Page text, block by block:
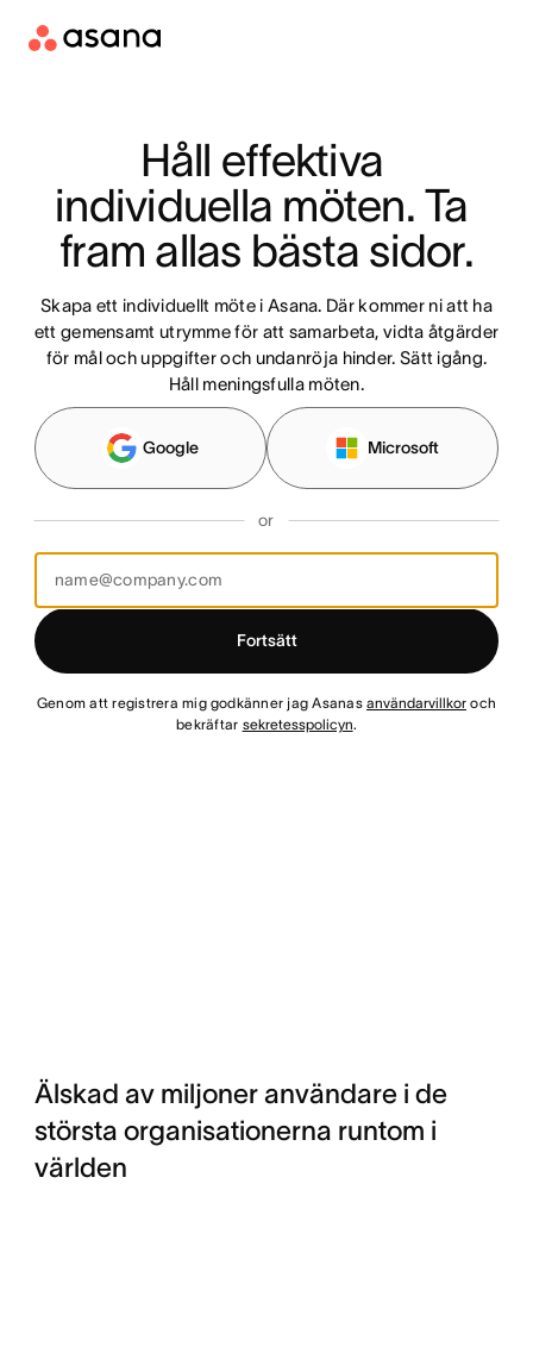
Håll effektiva
individuella möten. Ta
fram allas bästa sidor.
Skapa ett individuellt möte i Asana. Där kommer ni att ha
ett gemensamt utrymme för att samarbeta, vidta åtgärder
för mål och uppgifter och undanröja hinder. Sätt igång.
Håll meningsfulla möten.
Google Microsoft
or
Fortsätt
Genom att registrera mig godkänner jag Asanasanvändarvillkor och
bekräftar sekretesspolicyn.
Älskad av miljoner användare i de
största organisationerna runtom i
världen